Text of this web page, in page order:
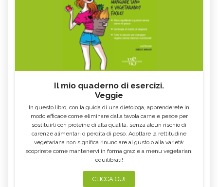
Il mio quaderno di esercizi.
Veggie
In questo libro, con la guida di una dietologa, apprenderete in
modo efficace come eliminare dalla tavola carne e pesce per
sostituirli con proteine di alta qualità, senza alcun rischio di
carenze alimentari o perdita di peso. Adottare la rettitudine
vegetariana non significa rinunciare al gusto o alla varietà:
scoprirete come mantenervi in forma grazie a menu vegetariani
equilibrati!
CLICCA QUI